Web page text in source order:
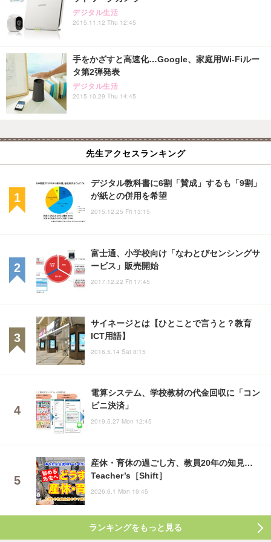
デジタル生活
2015.11.12 Thu 12:45
手をかざすと高速化…Google、家庭用Wi-Fiルー
タ第2弾発表
デジタル生活
2015.10.29 Thu 14:45
先生アクセスランキング
デジタル教科書に6割「賛成」するも「9割」
が紙との併用を希望
2015.12.25 Fri 13:15
富士通、小学校向け「なわとびセンシングサ
ービス」販売開始
2017.12.22 Fri 17:45
サイネージとは【ひとことで言うと？教育
ICT用語】
2016.5.14 Sat 8:15
電算システム、学校教材の代金回収に「コン
ビニ決済」
2019.5.27 Mon 12:45
産休・育休の過ごし方、教員20年の知見…
Teacher’s［Shift］
2026.6.1 Mon 19:45
ランキングをもっと見る